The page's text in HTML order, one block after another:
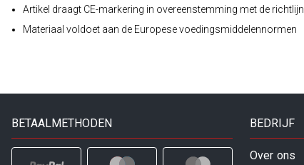
Artikel draagt CE-markering in overeenstemming met de richtlijn
Materiaal voldoet aan de Europese voedingsmiddelennormen
BETAALMETHODEN BEDRIJF
Over ons